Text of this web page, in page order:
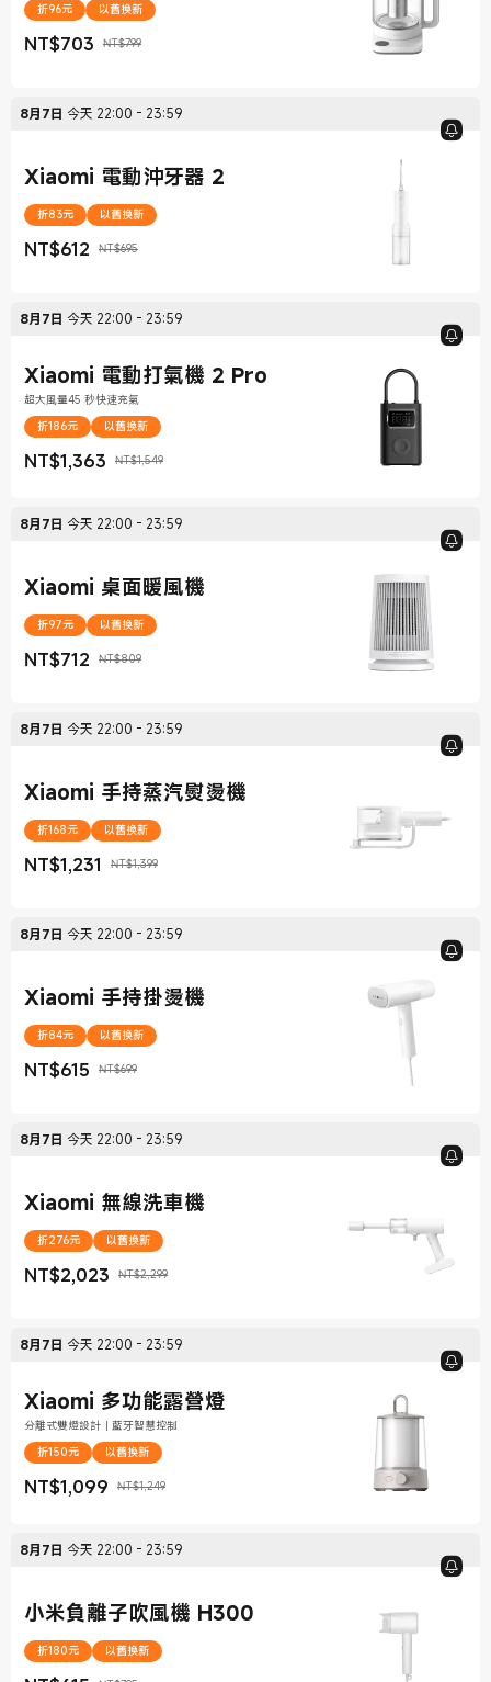
折96元 以舊換新
NT$703
現價 NT$703 NT$799
銷售價格 NT$799
8月7日 今天 22:00 - 23:59
Xiaomi 電動沖牙器 2
折83元 以舊換新
NT$612
現價 NT$612 NT$695
銷售價格 NT$695
8月7日 今天 22:00 - 23:59
Xiaomi 電動打氣機 2 Pro
超大風量45 秒快速充氣
折186元
以舊換新
NT$1,363
現價 NT$1,363 NT$1,549
銷售價格 NT$1,549
8月7日 今天 22:00 - 23:59
Xiaomi 桌面暖風機
折97元 以舊換新
NT$712
現價 NT$712 NT$809
銷售價格 NT$809
8月7日 今天 22:00 - 23:59
Xiaomi 手持蒸汽熨燙機
折168元 以舊換新
NT$1,231
現價 NT$1,231 NT$1,399
銷售價格 NT$1,399
8月7日 今天 22:00 - 23:59
Xiaomi 手持掛燙機
折84元 以舊換新
NT$615
現價 NT$615 NT$699
銷售價格 NT$699
8月7日 今天 22:00 - 23:59
Xiaomi 無線洗車機
折276元 以舊換新
NT$2,023
現價 NT$2,023 NT$2,299
銷售價格 NT$2,299
8月7日 今天 22:00 - 23:59
Xiaomi 多功能露營燈
分離式雙燈設計｜藍牙智慧控制
折150元
以舊換新
NT$1,099
現價 NT$1,099 NT$1,249
銷售價格 NT$1,249
8月7日 今天 22:00 - 23:59
小米負離子吹風機 H300
折180元 以舊換新